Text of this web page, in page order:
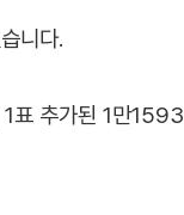
니다.
표 추가된 1만1593